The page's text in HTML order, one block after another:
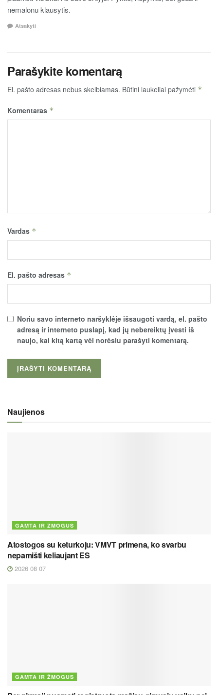
nemalonu klausytis.
Atsakyti
Parašykite komentarą
El. pašto adresas nebus skelbiamas. Būtini laukeliai pažymėti *
Komentaras *
Vardas *
El. pašto adresas *
Noriu savo interneto naršyklėje išsaugoti vardą, el. pašto
adresą ir interneto puslapį, kad jų nebereiktų įvesti iš
naujo, kai kitą kartą vėl norėsiu parašyti komentarą.
Naujienos
GAMTA IR ŽMOGUS
Atostogos su keturkoju: VMVT primena, ko svarbu
nepamišti keliaujant ES
2026 08 07
GAMTA IR ŽMOGUS